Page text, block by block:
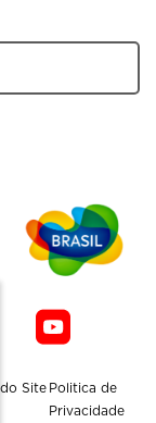
do Site Politica de
Privacidade